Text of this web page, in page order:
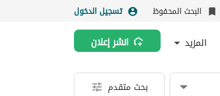
البحث المحفوظ تسجيل الدخول
المزيد انشر إعلان
بحث متقدم